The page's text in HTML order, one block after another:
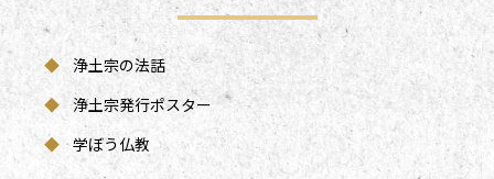
◆ 浄土宗の法話
◆ 浄土宗発行ポスター
◆ 学ぼう仏教